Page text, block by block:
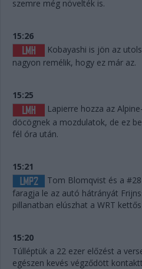
szemre még növelték is.
15:26
Kobayashi is jön az
nagyon remélik, hogy ez már az.
15:25
Lapierre hozza az
döcögnek a mozdulatok, de ez
fél óra után.
15:21
Tom Blomqvist és a
faragja le az autó hátrányát
pillanatban elúszhat a WRT
15:20
Túlléptük a 22 ezer előzést a
egészen kevés végződött